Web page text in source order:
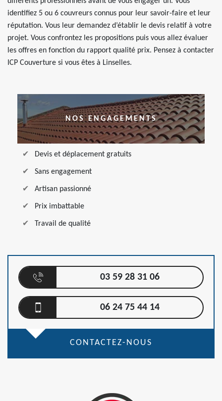
identifiez 5 ou 6 couvreurs connus pour leur savoir-faire et leur
réputation. Vous leur demandez d’établir le devis relatif à votre
projet. Vous confrontez les propositions puis vous allez évaluer
les offres en fonction du rapport qualité prix. Pensez à contacter
ICP Couverture si vous êtes à Linselles.
NOS ENGAGEMENTS
Devis et déplacement gratuits
Sans engagement
Artisan passionné
Prix imbattable
Travail de qualité
03 59 28 31 06
06 24 75 44 14
CONTACTEZ-NOUS